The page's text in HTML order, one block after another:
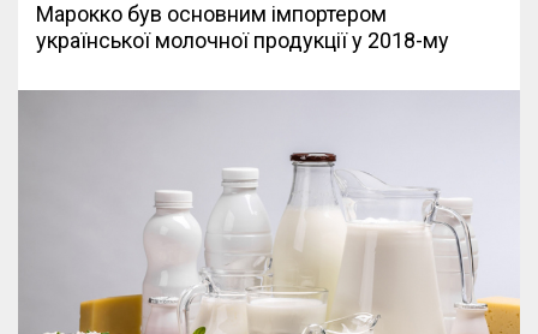
Марокко був основним імпортером
української молочної продукції у 2018-му